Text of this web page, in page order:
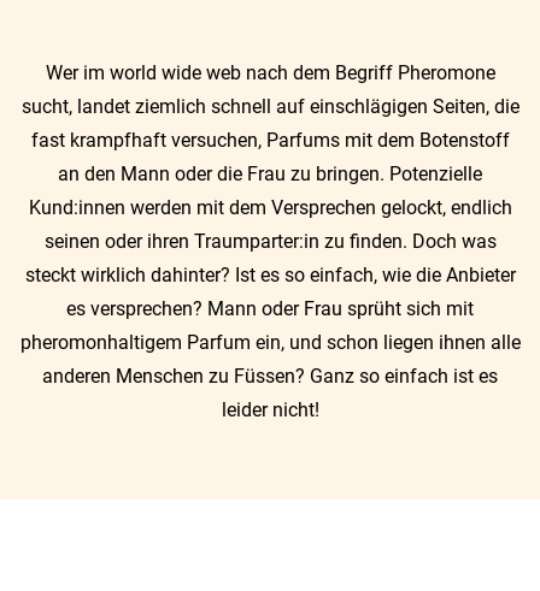
Wer im world wide web nach dem Begriff Pheromone
sucht, landet ziemlich schnell auf einschlägigen Seiten, die
fast krampfhaft versuchen, Parfums mit dem Botenstoff
an den Mann oder die Frau zu bringen. Potenzielle
Kund:innen werden mit dem Versprechen gelockt, endlich
seinen oder ihren Traumparter:in zu finden. Doch was
steckt wirklich dahinter? Ist es so einfach, wie die Anbieter
es versprechen? Mann oder Frau sprüht sich mit
pheromonhaltigem Parfum ein, und schon liegen ihnen alle
anderen Menschen zu Füssen? Ganz so einfach ist es
leider nicht!